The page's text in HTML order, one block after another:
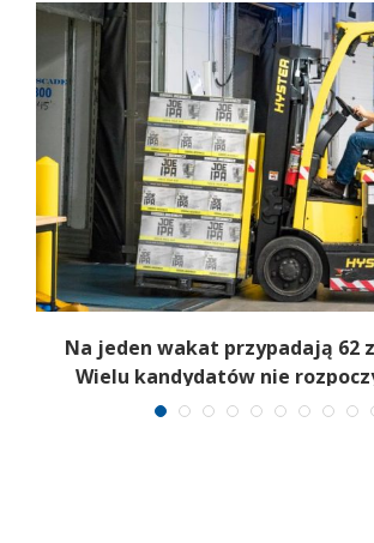
Na jeden wakat przypadają 62
Wielu kandydatów nie